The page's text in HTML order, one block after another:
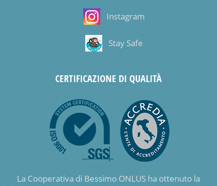
Instagram
Stay Safe
CERTIFICAZIONE DI QUALITÀ
La Cooperativa di Bessimo ONLUS ha ottenuto la